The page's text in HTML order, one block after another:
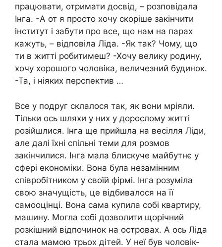
працювати, отримати досвід, – розповідала
Інга. -А от я просто хочу скоріше закінчити
інститут і забути про все, що нам на парах
кажуть, – відповіла Ліда. -Як так? Чому, що
ти в житті робитимеш? -Хочу велику родину,
хочу хорошого чоловіка, величезний будинок.
-Та, і ніяких перспектив …
Все у подруг склалося так, як вони мріяли.
Тільки ось шляхи у них у дорослому житті
розійшлися. Інга ще прийшла на весілля Ліди,
але далі їхні спільні теми для розмов
закінчилися. Інга мала блискуче майбутнє у
сфері економіки. Вона була незамінним
співробітником у своїй фірмі. Інга розуміла
свою значущість, це відбивалося на її
самооцінці. Вона сама купила собі квартиру,
машину. Могла собі дозволити щорічний
розкішний відпочинок на островах. А ось Ліда
стала мамою трьох дітей. У неї був чоловік-